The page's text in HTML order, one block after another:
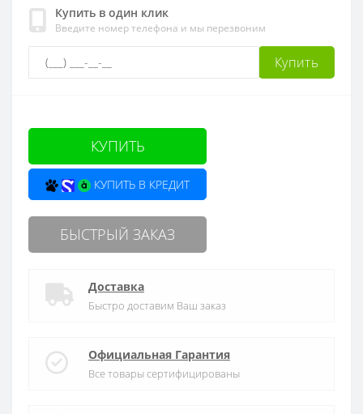
Купить в один клик
Введите номер телефона и мы перезвоним
Купить
КУПИТЬ
КУПИТЬ В КРЕДИТ
БЫСТРЫЙ ЗАКАЗ
Доставка
Быстро доставим Ваш заказ
Официальная Гарантия
Все товары сертифицированы